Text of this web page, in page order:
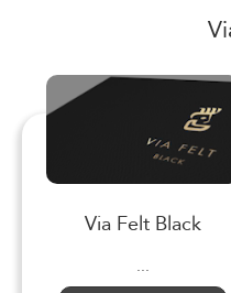
Via Felt Black
...